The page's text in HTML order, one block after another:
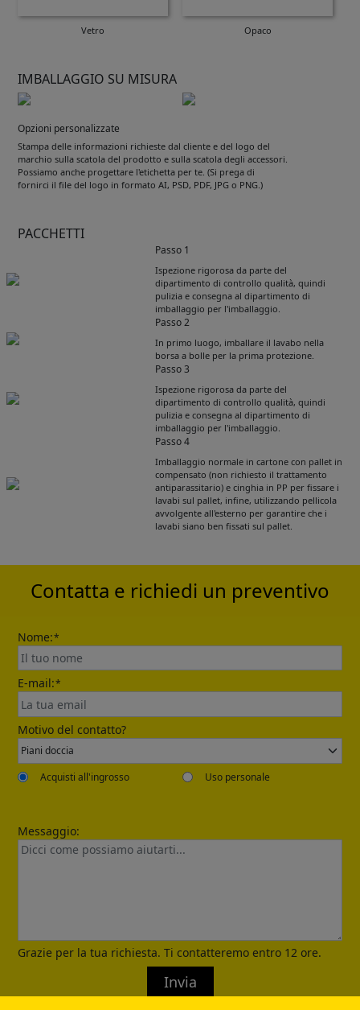
Vetro Opaco
IMBALLAGGIO SU MISURA
Opzioni personalizzate
Stampa delle informazioni richieste dal cliente e del logo del
marchio sulla scatola del prodotto e sulla scatola degli accessori.
Possiamo anche progettare l'etichetta per te. (Si prega di
fornirci il file del logo in formato AI, PSD, PDF, JPG o PNG.)
PACCHETTI
Passo 1
Ispezione rigorosa da parte del
dipartimento di controllo qualità, quindi
pulizia e consegna al dipartimento di
imballaggio per l'imballaggio.
Passo 2
In primo luogo, imballare il lavabo nella
borsa a bolle per la prima protezione.
Passo 3
Ispezione rigorosa da parte del
dipartimento di controllo qualità, quindi
pulizia e consegna al dipartimento di
imballaggio per l'imballaggio.
Passo 4
Imballaggio normale in cartone con pallet in
compensato (non richiesto il trattamento
antiparassitario) e cinghia in PP per fissare i
lavabi sul pallet, infine, utilizzando pellicola
avvolgente all'esterno per garantire che i
lavabi siano ben fissati sul pallet.
Get Catalogue
Please leave your contact information,the
catalogue will be sent to your mailbox
Send
Contatta e richiedi un preventivo
Nome:*
E-mail:*
Motivo del contatto?
Acquisti all'ingrosso Uso personale
Messaggio:
Grazie per la tua richiesta. Ti contatteremo entro 12 ore.
Invia